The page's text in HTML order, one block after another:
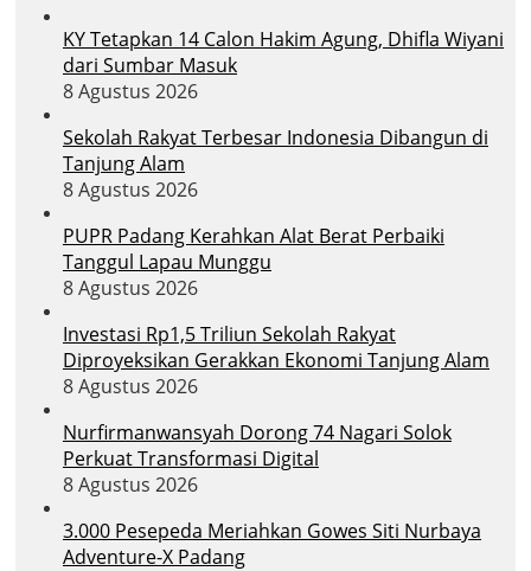
KY Tetapkan 14 Calon Hakim Agung, Dhifla Wiyani
dari Sumbar Masuk
8 Agustus 2026
Sekolah Rakyat Terbesar Indonesia Dibangun di
Tanjung Alam
8 Agustus 2026
PUPR Padang Kerahkan Alat Berat Perbaiki
Tanggul Lapau Munggu
8 Agustus 2026
Investasi Rp1,5 Triliun Sekolah Rakyat
Diproyeksikan Gerakkan Ekonomi Tanjung Alam
8 Agustus 2026
Nurfirmanwansyah Dorong 74 Nagari Solok
Perkuat Transformasi Digital
8 Agustus 2026
3.000 Pesepeda Meriahkan Gowes Siti Nurbaya
Adventure-X Padang